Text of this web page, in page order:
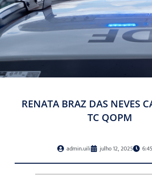
RENATA BRAZ DAS NEVES
TC QOPM
admin.uili julho 12, 2025